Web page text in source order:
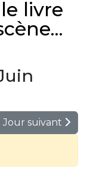
livre
Jour suivant